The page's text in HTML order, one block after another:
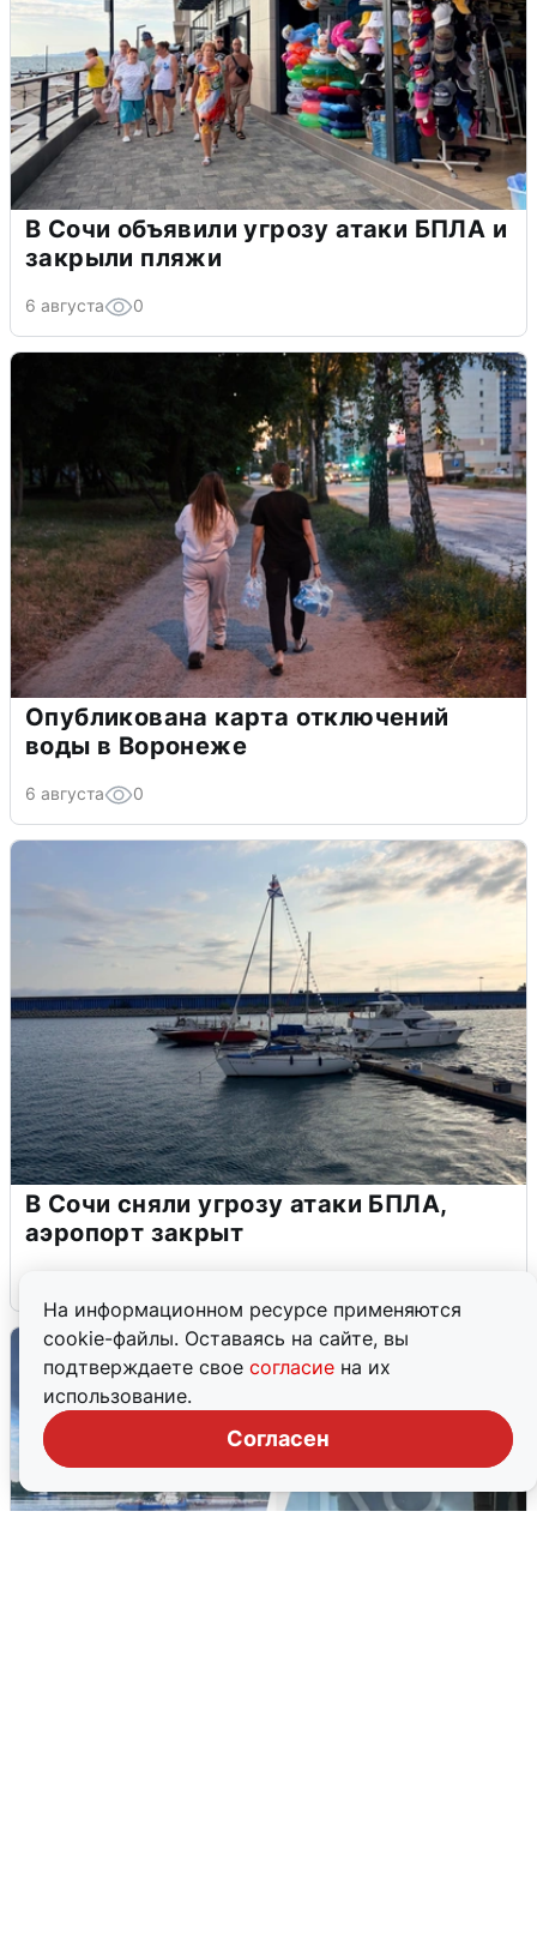
На информационном ресурсе применяются
cookie-файлы. Оставаясь на сайте, вы
подтверждаете свое согласие на их
использование.
Согласен
В Сочи объявили угрозу атаки БПЛА и
закрыли пляжи
6 августа 0
Опубликована карта отключений
воды в Воронеже
6 августа 0
В Сочи сняли угрозу атаки БПЛА,
аэропорт закрыт